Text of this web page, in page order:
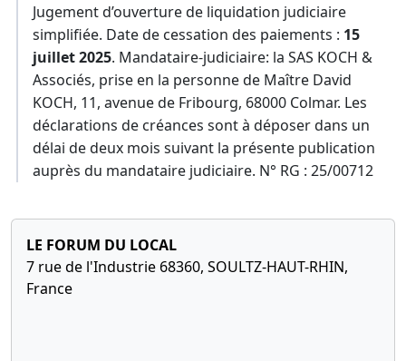
Jugement d’ouverture de liquidation judiciaire
simplifiée. Date de cessation des paiements : 15
juillet 2025. Mandataire-judiciaire: la SAS KOCH &
Associés, prise en la personne de Maître David
KOCH, 11, avenue de Fribourg, 68000 Colmar. Les
déclarations de créances sont à déposer dans un
délai de deux mois suivant la présente publication
auprès du mandataire judiciaire. N° RG : 25/00712
LE FORUM DU LOCAL
7 rue de l'Industrie 68360, SOULTZ-HAUT-RHIN,
France